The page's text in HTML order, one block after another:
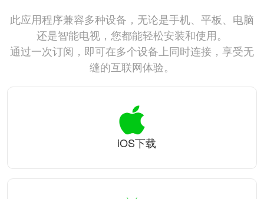
此应用程序兼容多种设备，无论是手机、平板、电脑
还是智能电视，您都能轻松安装和使用。
通过一次订阅，即可在多个设备上同时连接，享受无
缝的互联网体验。
iOS下载